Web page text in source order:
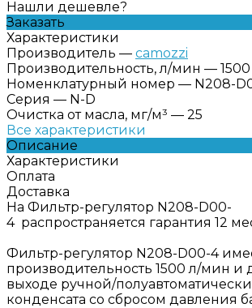
Нашли дешевле?
Заказать
Характеристики
Производитель — camozzi
Производительность, л/мин — 1500
Номенклатурный номер — N208-
Серия — N-D
Очистка от масла, мг/м³ — 25
Все характеристики
Описание
Характеристики
Оплата
Доставка
На Фильтр-регулятор N208-D00-
4 распространяется гарантия 12
Фильтр-регулятор N208-D00-4
производительность 1500 л/мин и
выходе ручной/
конденсата со сбросом давления